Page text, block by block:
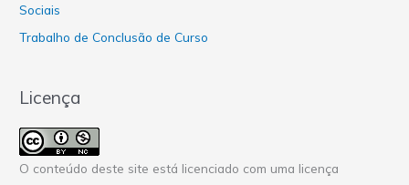
Sociais
Trabalho de Conclusão de Curso
Licença
O conteúdo deste site está licenciado com uma licença